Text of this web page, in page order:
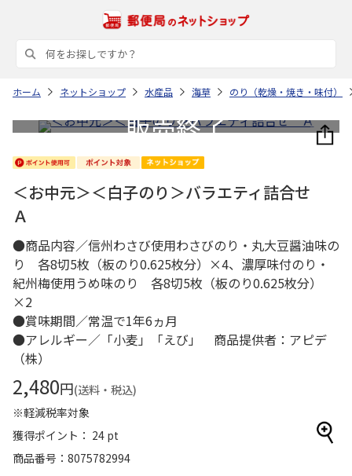
ホーム ネットショップ 水産品 海草 のり（乾燥・焼き・味付）
＜お中元＞＜白子のり＞バラエティ詰合せ
Ａ
●商品内容／信州わさび使用わさびのり・丸大豆醤油味の
り 各8切5枚（板のり0.625枚分）×4、濃厚味付のり・
紀州梅使用うめ味のり 各8切5枚（板のり0.625枚分）
×2
●賞味期間／常温で1年6ヵ月
●アレルギー／「小麦」「えび」 商品提供者：アピデ
（株）
2,480円(送料・税込)
※軽減税率対象
獲得ポイント： 24 pt
商品番号
8075782994